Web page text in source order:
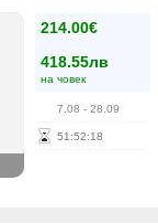
214.00€
418.55лв
на човек
7.08 - 28.09
51 :52:18